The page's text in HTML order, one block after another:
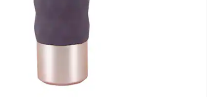
voor
& Comfort”